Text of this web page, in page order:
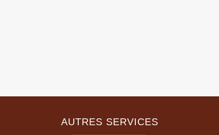
AUTRES SERVICES